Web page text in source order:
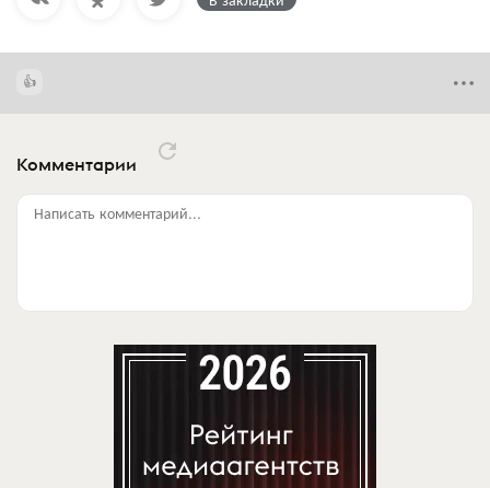
Комментарии
Написать комментарий...